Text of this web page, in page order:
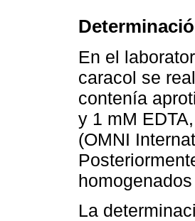
En el
caracol se
contenía
y 1 mM
(OMNI
La